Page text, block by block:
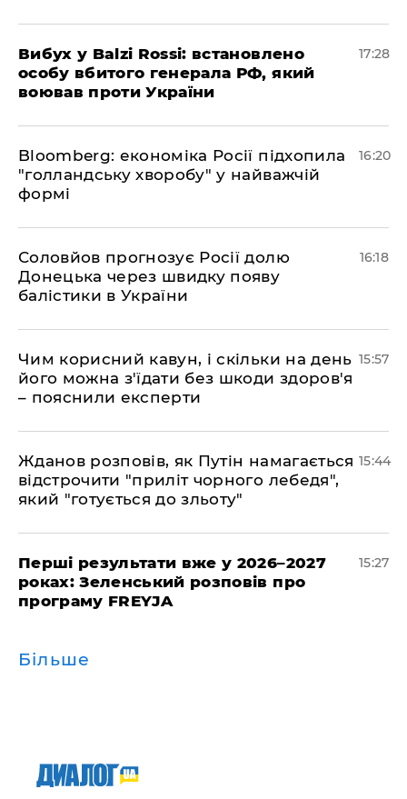
​Вибух у Balzi Rossi: встановлено
особу вбитого генерала РФ, який
воював проти України
17:28
Bloomberg: економіка Росії підхопила
"голландську хворобу" у найважчій
формі
16:20
Соловйов прогнозує Росії долю
Донецька через швидку появу
балістики в України
16:18
Чим корисний кавун, і скільки на день
його можна з'їдати без шкоди здоров'я
– пояснили експерти
15:57
Жданов розповів, як Путін намагається
відстрочити "приліт чорного лебедя",
який "готується до зльоту"
15:44
Перші результати вже у 2026–2027
роках: Зеленський розповів про
програму FREYJA
15:27
Більше